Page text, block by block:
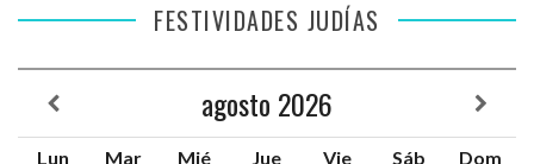
FESTIVIDADES JUDÍAS
agosto 2026
Lun Mar Mié Jue Vie Sáb
Dom